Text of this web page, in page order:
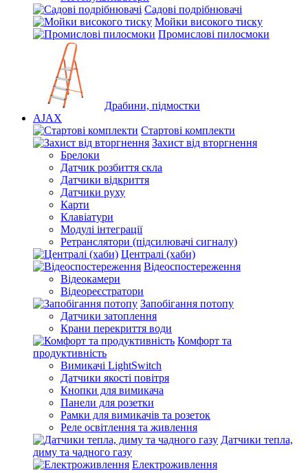
Садові подрібнювачі
Мойки високого тиску
Промислові пилосмоки
Драбини, підмостки
AJAX
Стартові комплекти
Захист від вторгнення
Брелоки
Датчик розбиття скла
Датчики відкриття
Датчики руху
Карти
Клавіатури
Модулі інтеграції
Ретранслятори (підсилювачі сигналу)
Централі (хаби)
Відеоспостереження
Відеокамери
Відеореєстратори
Запобігання потопу
Датчики затоплення
Крани перекриття води
Комфорт та
продуктивність
Вимикачі LightSwitch
Датчики якості повітря
Кнопки для вимикача
Панели для розетки
Рамки для вимикачів та розеток
Реле освітлення та живлення
Датчики тепла,
диму та чадного газу
Електроживлення